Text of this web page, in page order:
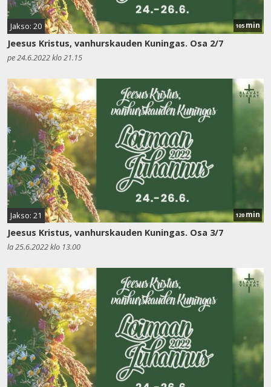
Jakso: 20 105min
Jeesus Kristus, vanhurskauden Kuningas. Osa 2/7
pe 24.6.2022 klo 21.15
Jakso: 21 120min
Jeesus Kristus, vanhurskauden Kuningas. Osa 3/7
la 25.6.2022 klo 13.00